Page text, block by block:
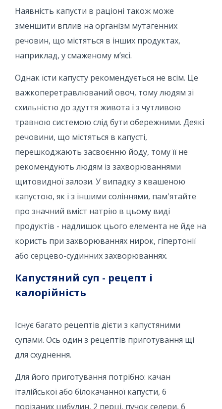
Наявність капусти в раціоні також може
зменшити вплив на організм мутагенних
речовин, що містяться в інших продуктах,
наприклад, у смаженому м’ясі.
Однак їсти капусту рекомендується не всім. Це
важкоперетравлюваний овоч, тому людям зі
схильністю до здуття живота і з чутливою
травною системою слід бути обережними. Деякі
речовини, що містяться в капусті,
перешкоджають засвоєнню йоду, тому її не
рекомендують людям із захворюваннями
щитовидної залози. У випадку з квашеною
капустою, як і з іншими соліннями, пам'ятайте
про значний вміст натрію в цьому виді
продуктів - надлишок цього елемента не йде на
користь при захворюваннях нирок, гіпертонії
або серцево-судинних захворюваннях.
Капустяний суп - рецепт і
калорійність
Існує багато рецептів дієти з капустяними
супами. Ось один з рецептів приготування щі
для схуднення.
Для його приготування потрібно: качан
італійської або білокачанної капусти, 6
порізаних цибулин, 2 перці, пучок селери, 6